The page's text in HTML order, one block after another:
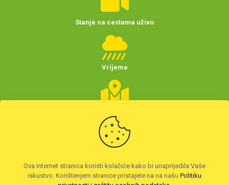
Stanje na cestama uživo
Vrijeme
(Hrvatske)
Preuzmite HAK aplikaciju
Ova Internet stranica koristi kolačiće kako bi unaprijedila Vaše
iskustvo. Korištenjem stranice pristajete na na našu Politiku